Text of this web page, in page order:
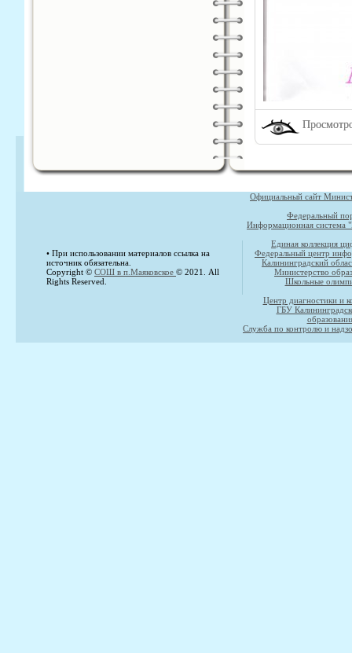
• При использовании материалов ссылка на
источник обязательна.
Copyright © СОШ в п.Маяковское © 2021. All
Rights Reserved.
Официальный сайт
Федеральный
Информационная система
Единая коллекция
Федеральный центр
Калининградский
Министерство
Школьные
Центр диагностики и
ГБУ
Служба по контролю и